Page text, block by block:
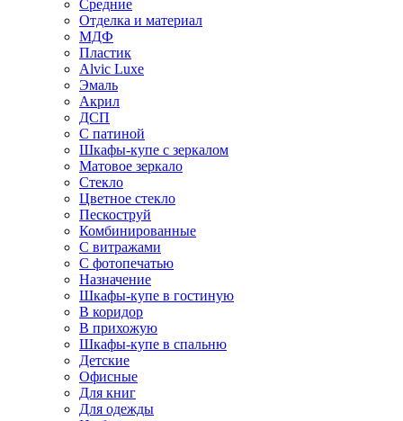
Средние
Отделка и материал
МДФ
Пластик
Alvic Luxe
Эмаль
Акрил
ДСП
С патиной
Шкафы-купе с зеркалом
Матовое зеркало
Стекло
Цветное стекло
Пескоструй
Комбинированные
С витражами
С фотопечатью
Назначение
Шкафы-купе в гостиную
В коридор
В прихожую
Шкафы-купе в спальню
Детские
Офисные
Для книг
Для одежды